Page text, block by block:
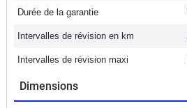
Durée de la garantie
Intervalles de révision en km
Intervalles de révision maxi
Dimensions